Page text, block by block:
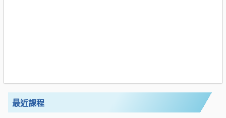
最近課程